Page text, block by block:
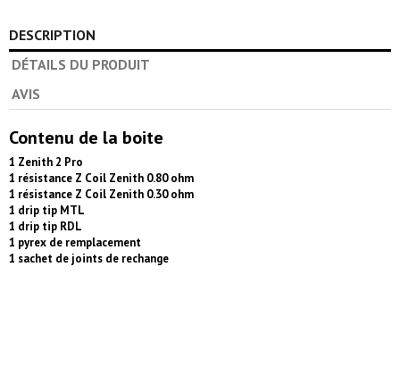
DESCRIPTION
DÉTAILS DU PRODUIT
AVIS
Contenu de la boite
1 Zenith 2 Pro
1 résistance Z Coil Zenith 0.80 ohm
1 résistance Z Coil Zenith 0.30 ohm
1 drip tip MTL
1 drip tip RDL
1 pyrex de remplacement
1 sachet de joints de rechange